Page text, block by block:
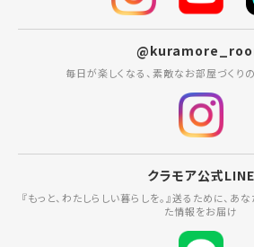
毎日が楽しくなる、素敵なお部屋づくり
クラモア公式LINE
『もっと、わたしらしい暮らしを。』送るために、あ
た情報をお届け